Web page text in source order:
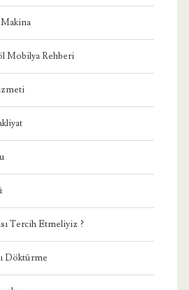
Mobilya Rehberi
Tercih Etmeliyiz ?
Döktürme